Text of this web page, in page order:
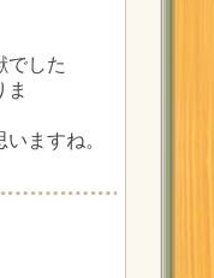
でした
ま
ますね。